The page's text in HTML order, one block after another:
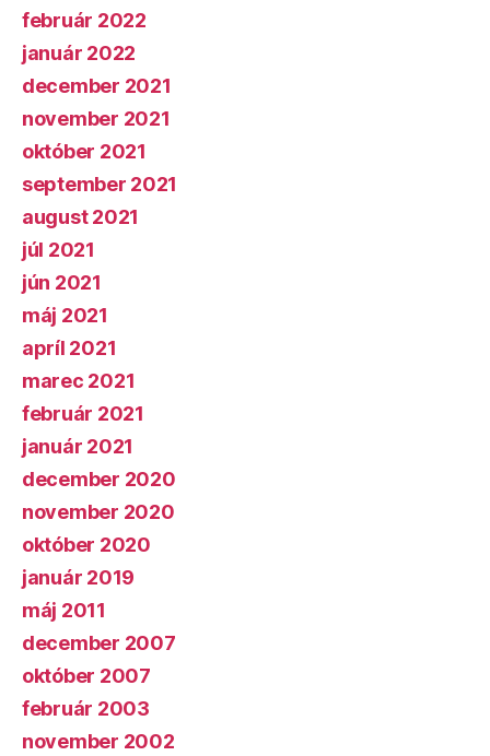
február 2022
január 2022
december 2021
november 2021
október 2021
september 2021
august 2021
júl 2021
jún 2021
máj 2021
apríl 2021
marec 2021
február 2021
január 2021
december 2020
november 2020
október 2020
január 2019
máj 2011
december 2007
október 2007
február 2003
november 2002